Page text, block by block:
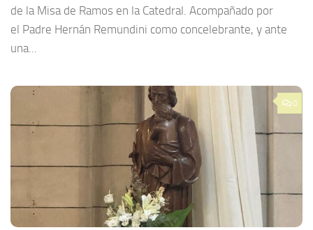
de la Misa de Ramos en la Catedral. Acompañado por
el Padre Hernán Remundini como concelebrante, y ante
una...
0